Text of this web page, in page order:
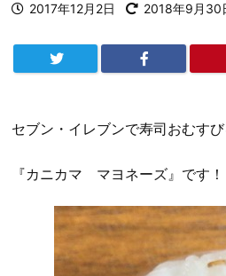
2017年12月2日 2018年9月30
セブン・イレブンで寿司おむす
『カニカマ マヨネーズ』です！